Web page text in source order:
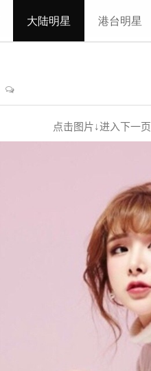
大陆明星 港台明星
点击图片↓进入下一页